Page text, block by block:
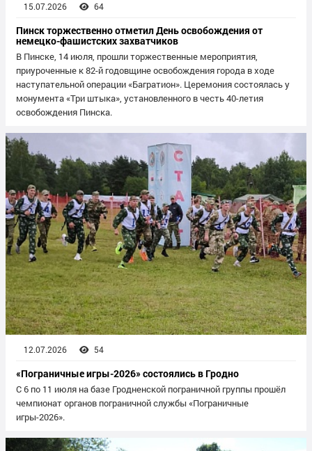
15.07.2026 64
Пинск торжественно отметил День освобождения от
немецко-фашистских захватчиков
В Пинске, 14 июля, прошли торжественные мероприятия,
приуроченные к 82-й годовщине освобождения города в ходе
наступательной операции «Багратион». Церемония состоялась у
монумента «Три штыка», установленного в честь 40-летия
освобождения Пинска.
12.07.2026 54
«Пограничные игры-2026» состоялись в Гродно
С 6 по 11 июля на базе Гродненской пограничной группы прошёл
чемпионат органов пограничной службы «Пограничные
игры-2026».